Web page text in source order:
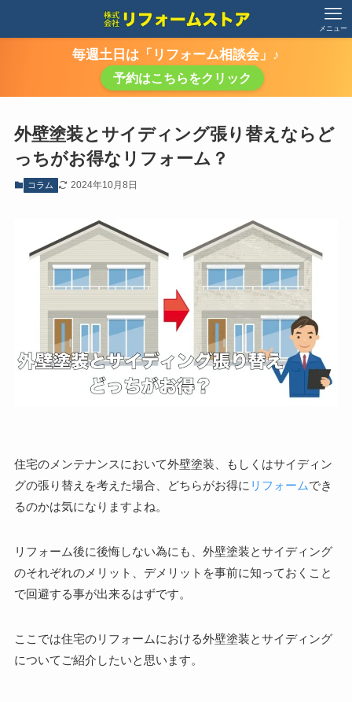
メニュー
毎週土日は「リフォーム相談会」♪
予約はこちらをクリック
外壁塗装とサイディング張り替えならど
っちがお得なリフォーム？
コラム 2024年10月8日
住宅のメンテナンスにおいて外壁塗装、もしくはサイディン
グの張り替えを考えた場合、どちらがお得に リフォームでき
るのかは気になりますよね。
リフォーム後に後悔しない為にも、外壁塗装とサイディング
のそれぞれのメリット、デメリットを事前に知っておくこと
で回避する事が出来るはずです。
ここでは住宅のリフォームにおける外壁塗装とサイディング
についてご紹介したいと思います。